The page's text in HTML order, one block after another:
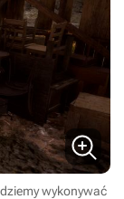
wykonywać